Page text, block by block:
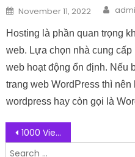
Posted on
November 11, 2022
Hosting là phần quan trọng
web. Lựa chọn nhà cung
web hoạt động ổn định. Nếu
trang web WordPress thì
wordpress hay còn gọi là
Post navigation
1000 View YouTube Được Bao Nhiêu Tiền Ở Việt Nam?
Search for: